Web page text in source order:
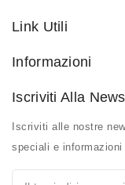
Link Utili
Informazioni
Iscriviti Alla
Iscriviti alle nostre
speciali e